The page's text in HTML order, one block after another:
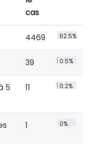
cas
4469 62.5%
39 0.5%
5
11 0.2%
1 0%